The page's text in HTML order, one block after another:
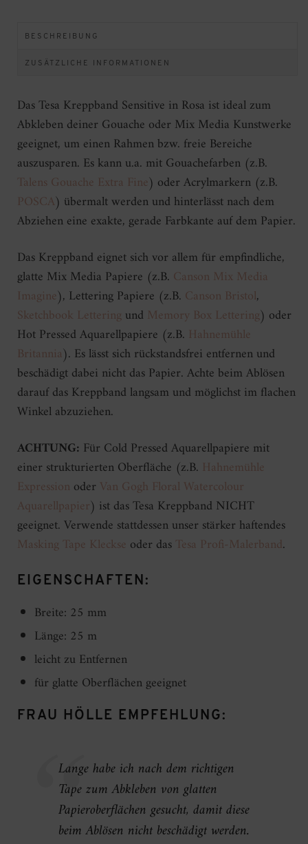
BESCHREIBUNG
ZUSÄTZLICHE INFORMATIONEN
Das Tesa Kreppband Sensitive in Rosa ist ideal zum
Abkleben deiner Gouache oder Mix Media Kunstwerke
geeignet, um einen Rahmen bzw. freie Bereiche
auszusparen. Es kann u.a. mit Gouachefarben (z.B.
Talens Gouache Extra Fine) oder Acrylmarkern (z.B.
POSCA) übermalt werden und hinterlässt nach dem
Abziehen eine exakte, gerade Farbkante auf dem Papier.
Das Kreppband eignet sich vor allem für empfindliche,
glatte Mix Media Papiere (z.B. Canson Mix Media
Imagine), Lettering Papiere (z.B. Canson Bristol,
Sketchbook Letteringund Memory Box Lettering) oder
Hot Pressed Aquarellpapiere (z.B. Hahnemühle
Britannia). Es lässt sich rückstandsfrei entfernen und
beschädigt dabei nicht das Papier. Achte beim Ablösen
darauf das Kreppband langsam und möglichst im flachen
Winkel abzuziehen.
ACHTUNG: Für Cold Pressed Aquarellpapiere mit
einer strukturierten Oberfläche (z.B. Hahnemühle
Expression oder Van Gogh Floral Watercolour
Aquarellpapier) ist das Tesa Kreppband NICHT
geeignet. Verwende stattdessen unser stärker haftendes
Masking Tape Kleckse oder das Tesa Profi-Malerband.
EIGENSCHAFTEN:
Breite: 25 mm
Länge: 25 m
leicht zu Entfernen
für glatte Oberflächen geeignet
FRAU HÖLLE EMPFEHLUNG:
Lange habe ich nach dem richtigen
Tape zum Abkleben von glatten
Papieroberflächen gesucht, damit diese
beim Ablösen nicht beschädigt werden.